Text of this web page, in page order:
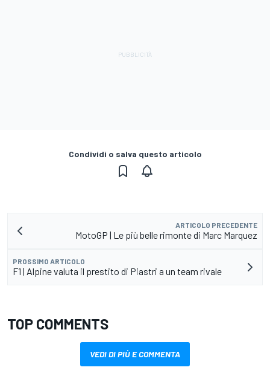
Condividi o salva questo articolo
ARTICOLO PRECEDENTE
MotoGP | Le più belle rimonte di Marc Marquez
PROSSIMO ARTICOLO
F1 | Alpine valuta il prestito di Piastri a un team rivale
TOP COMMENTS
VEDI DI PIÙ E COMMENTA